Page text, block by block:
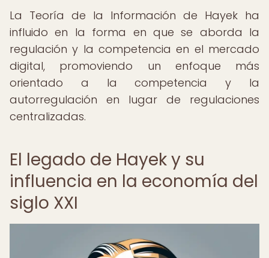
La Teoría de la Información de Hayek ha
influido en la forma en que se aborda la
regulación y la competencia en el mercado
digital, promoviendo un enfoque más
orientado a la competencia y la
autorregulación en lugar de regulaciones
centralizadas.
El legado de Hayek y su
influencia en la economía del
siglo XXI